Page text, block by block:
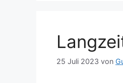
25 Juli 2023 von